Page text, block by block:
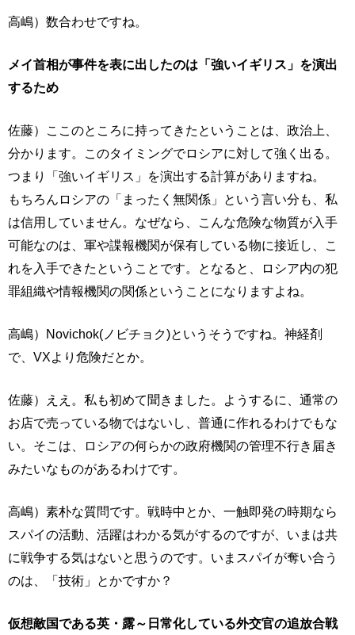
高嶋）数合わせですね。
メイ首相が事件を表に出したのは「強いイギリス」を演出
するため
佐藤）ここのところに持ってきたということは、政治上、
分かります。このタイミングでロシアに対して強く出る。
つまり「強いイギリス」を演出する計算がありますね。
もちろんロシアの「まったく無関係」という言い分も、私
は信用していません。なぜなら、こんな危険な物質が入手
可能なのは、軍や諜報機関が保有している物に接近し、こ
れを入手できたということです。となると、ロシア内の犯
罪組織や情報機関の関係ということになりますよね。
高嶋）Novichok(ノビチョク)というそうですね。神経剤
で、VXより危険だとか。
佐藤）ええ。私も初めて聞きました。ようするに、通常の
お店で売っている物ではないし、普通に作れるわけでもな
い。そこは、ロシアの何らかの政府機関の管理不行き届き
みたいなものがあるわけです。
高嶋）素朴な質問です。戦時中とか、一触即発の時期なら
スパイの活動、活躍はわかる気がするのですが、いまは共
に戦争する気はないと思うのです。いまスパイが奪い合う
のは、「技術」とかですか？
仮想敵国である英・露～日常化している外交官の追放合戦